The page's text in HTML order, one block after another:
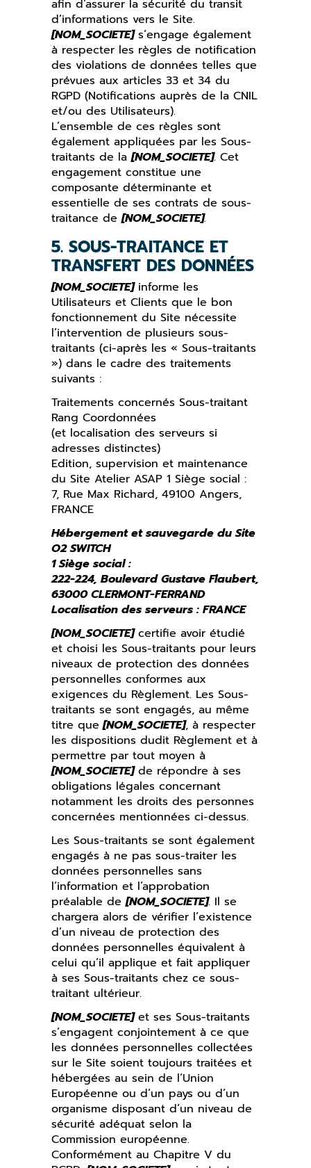
afin d’assurer la sécurité du transit
d’informations vers le Site.
[NOM_SOCIETE]s’engage également
à respecter les règles de notification
des violations de données telles que
prévues aux articles 33 et 34 du
RGPD (Notifications auprès de la CNIL
et/ou des Utilisateurs).
L’ensemble de ces règles sont
également appliquées par les Sous-
traitants de la[NOM_SOCIETE]. Cet
engagement constitue une
composante déterminante et
essentielle de ses contrats de sous-
traitance de[NOM_SOCIETE].
5. SOUS-TRAITANCE ET
TRANSFERT DES DONNÉES
[NOM_SOCIETE]informe les
Utilisateurs et Clients que le bon
fonctionnement du Site nécessite
l’intervention de plusieurs sous-
traitants (ci-après les « Sous-traitants
») dans le cadre des traitements
suivants :
Traitements concernés Sous-traitant
Rang Coordonnées
(et localisation des serveurs si
adresses distinctes)
Edition, supervision et maintenance
du Site Atelier ASAP 1 Siège social :
7, Rue Max Richard, 49100 Angers,
FRANCE
Hébergement et sauvegarde du Site
O2 SWITCH
1 Siège social :
222-224, Boulevard Gustave Flaubert,
63000 CLERMONT-FERRAND
Localisation des serveurs : FRANCE
[NOM_SOCIETE]certifie avoir étudié
et choisi les Sous-traitants pour leurs
niveaux de protection des données
personnelles conformes aux
exigences du Règlement. Les Sous-
traitants se sont engagés, au même
titre que [NOM_SOCIETE], à respecter
les dispositions dudit Règlement et à
permettre par tout moyen à
[NOM_SOCIETE]de répondre à ses
obligations légales concernant
notamment les droits des personnes
concernées mentionnées ci-dessus.
Les Sous-traitants se sont également
engagés à ne pas sous-traiter les
données personnelles sans
l’information et l’approbation
préalable de[NOM_SOCIETE]. Il se
chargera alors de vérifier l’existence
d’un niveau de protection des
données personnelles équivalent à
celui qu’il applique et fait appliquer
à ses Sous-traitants chez ce sous-
traitant ultérieur.
[NOM_SOCIETE]et ses Sous-traitants
s’engagent conjointement à ce que
les données personnelles collectées
sur le Site soient toujours traitées et
hébergées au sein de l’Union
Européenne ou d’un pays ou d’un
organisme disposant d’un niveau de
sécurité adéquat selon la
Commission européenne.
Conformément au Chapitre V du